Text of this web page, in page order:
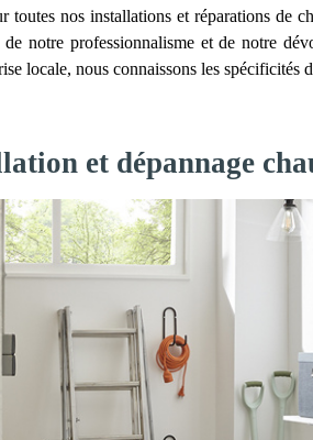
nos installations et réparations de
notre professionnalisme et de notre
locale, nous connaissons les spécificités
et dépannage